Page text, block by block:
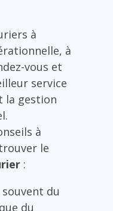
à
à
vous et
service
la gestion
à
le
:
du
du